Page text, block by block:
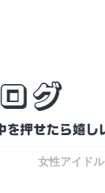
女性アイドル